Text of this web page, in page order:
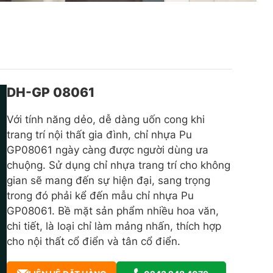
DH-GP 08061
Với tính năng dẻo, dễ dàng uốn cong khi
trang trí nội thất gia đình, chỉ nhựa Pu
GP08061 ngày càng được người dùng ưa
chuộng. Sử dụng chỉ nhựa trang trí cho không
gian sẽ mang đến sự hiện đại, sang trọng
trong đó phải kể đến mẫu chỉ nhựa Pu
GP08061. Bề mặt sản phẩm nhiều hoa văn,
chi tiết, là loại chỉ làm mảng nhấn, thích hợp
cho nội thất cổ điển và tân cổ điển.